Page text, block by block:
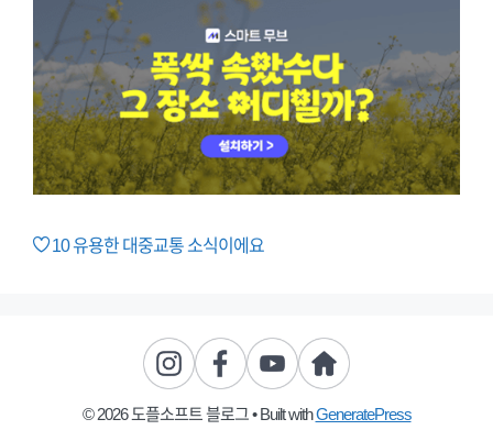
10유용한 대중교통 소식이에요
© 2026 도플소프트 블로그• Built withGeneratePress